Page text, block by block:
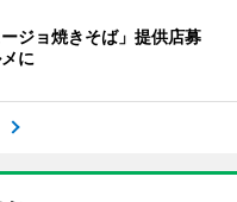
ジョ焼きそば」提供店募
に